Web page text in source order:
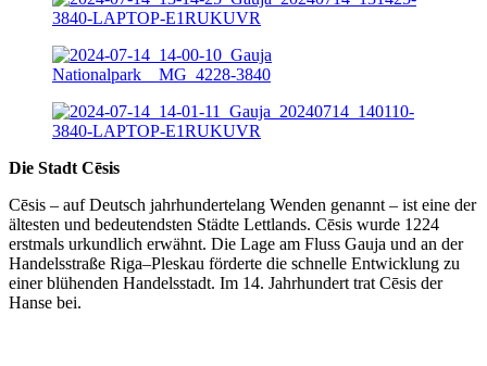
Die Stadt Cēsis
Cēsis – auf Deutsch jahrhundertelang Wenden genannt – ist eine der
ältesten und bedeutendsten Städte Lettlands. Cēsis wurde 1224
erstmals urkundlich erwähnt. Die Lage am Fluss Gauja und an der
Handelsstraße Riga–Pleskau förderte die schnelle Entwicklung zu
einer blühenden Handelsstadt. Im 14. Jahrhundert trat Cēsis der
Hanse bei.